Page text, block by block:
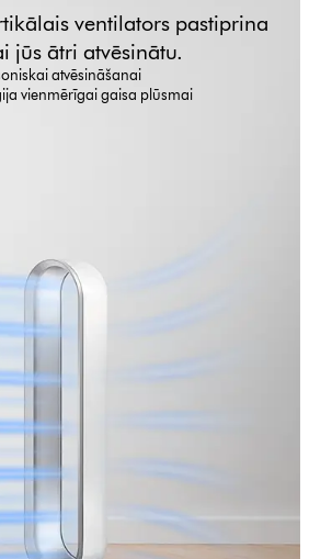
ventilators pastiprina
jūs ātri atvēsinātu.
atvēsināšanai
vienmērīgai gaisa plūsmai